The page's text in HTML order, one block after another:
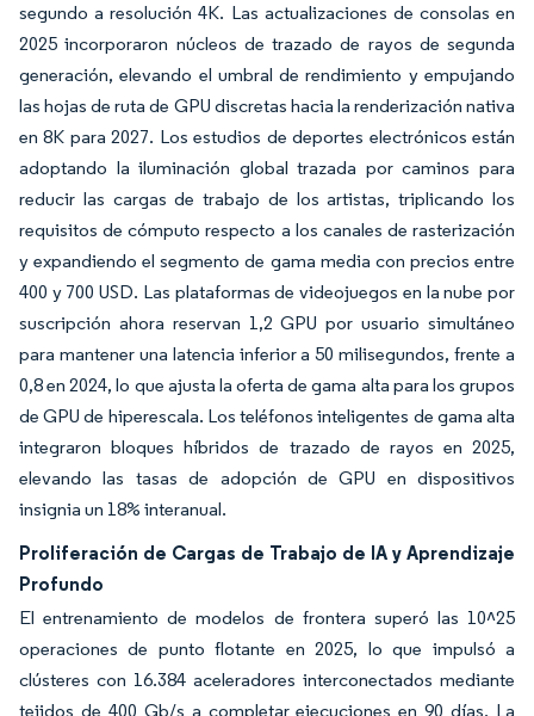
segundo a resolución 4K. Las actualizaciones de consolas en
2025 incorporaron núcleos de trazado de rayos de segunda
generación, elevando el umbral de rendimiento y empujando
las hojas de ruta de GPU discretas hacia la renderización nativa
en 8K para 2027. Los estudios de deportes electrónicos están
adoptando la iluminación global trazada por caminos para
reducir las cargas de trabajo de los artistas, triplicando los
requisitos de cómputo respecto a los canales de rasterización
y expandiendo el segmento de gama media con precios entre
400 y 700 USD. Las plataformas de videojuegos en la nube por
suscripción ahora reservan 1,2 GPU por usuario simultáneo
para mantener una latencia inferior a 50 milisegundos, frente a
0,8 en 2024, lo que ajusta la oferta de gama alta para los grupos
de GPU de hiperescala. Los teléfonos inteligentes de gama alta
integraron bloques híbridos de trazado de rayos en 2025,
elevando las tasas de adopción de GPU en dispositivos
insignia un 18% interanual.
Proliferación de Cargas de Trabajo de IA y Aprendizaje
Profundo
El entrenamiento de modelos de frontera superó las 10^25
operaciones de punto flotante en 2025, lo que impulsó a
clústeres con 16.384 aceleradores interconectados mediante
tejidos de 400 Gb/s a completar ejecuciones en 90 días. La